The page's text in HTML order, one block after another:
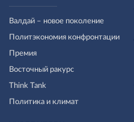
Валдай – новое поколение
Политэкономия конфронтации
Премия
Восточный ракурс
Think Tank
Политика и климат